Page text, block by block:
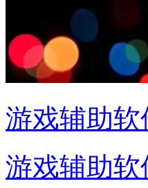
游戏辅助软
游戏辅助